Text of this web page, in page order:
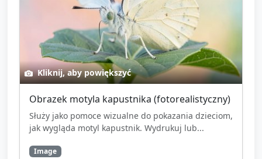
Kliknij, aby powiększyć
Obrazek motyla kapustnika (fotorealistyczny)
Służy jako pomoce wizualne do pokazania dzieciom,
jak wygląda motyl kapustnik. Wydrukuj lub...
Image